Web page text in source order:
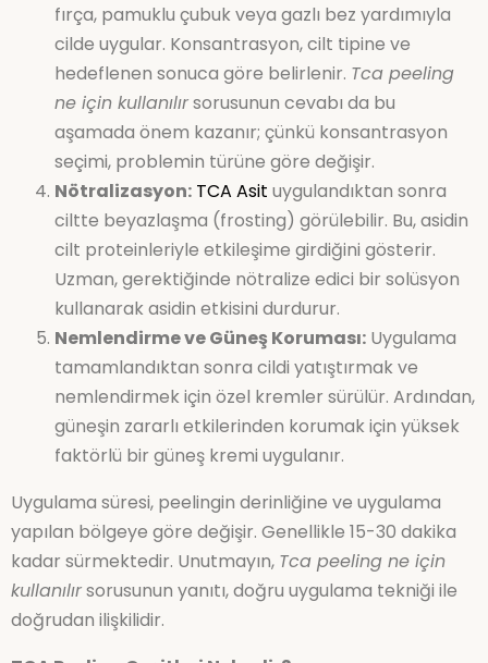
fırça, pamuklu çubuk veya gazlı bez yardımıyla
cilde uygular. Konsantrasyon, cilt tipine ve
hedeflenen sonuca göre belirlenir. Tca peeling
ne için kullanılırsorusunun cevabı da bu
aşamada önem kazanır; çünkü konsantrasyon
seçimi, problemin türüne göre değişir.
Nötralizasyon: TCA Asit uygulandıktan sonra
ciltte beyazlaşma (frosting) görülebilir. Bu, asidin
cilt proteinleriyle etkileşime girdiğini gösterir.
Uzman, gerektiğinde nötralize edici bir solüsyon
kullanarak asidin etkisini durdurur.
Nemlendirme ve Güneş Koruması: Uygulama
tamamlandıktan sonra cildi yatıştırmak ve
nemlendirmek için özel kremler sürülür. Ardından,
güneşin zararlı etkilerinden korumak için yüksek
faktörlü bir güneş kremi uygulanır.
Uygulama süresi, peelingin derinliğine ve uygulama
yapılan bölgeye göre değişir. Genellikle 15-30 dakika
kadar sürmektedir. Unutmayın, Tca peeling ne için
kullanılırsorusunun yanıtı, doğru uygulama tekniği ile
doğrudan ilişkilidir.